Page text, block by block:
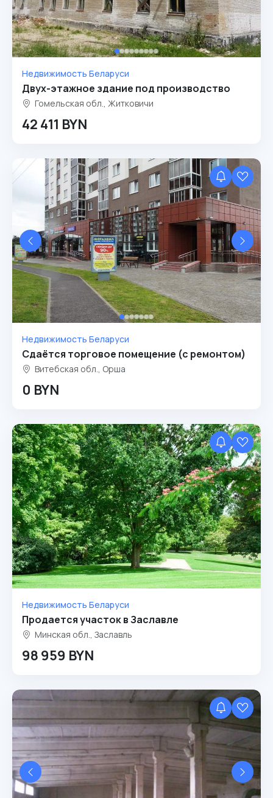
Недвижимость Беларуси
Двух-этажное здание под производство
Гомельская обл., Житковичи
42 411 BYN
Недвижимость Беларуси
Сдаётся торговое помещение (с ремонтом)
Витебская обл., Орша
0 BYN
Недвижимость Беларуси
Продается участок в Заславле
Минская обл., Заславль
98 959 BYN